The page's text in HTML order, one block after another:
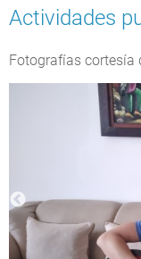
Actividades
Fotografías cortesía